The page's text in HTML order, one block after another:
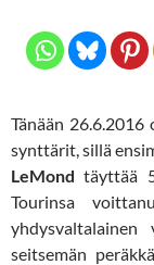
Tänään 26.6.2016
synttärit, sillä
LeMond täyttää
Tourinsa
seitsemän